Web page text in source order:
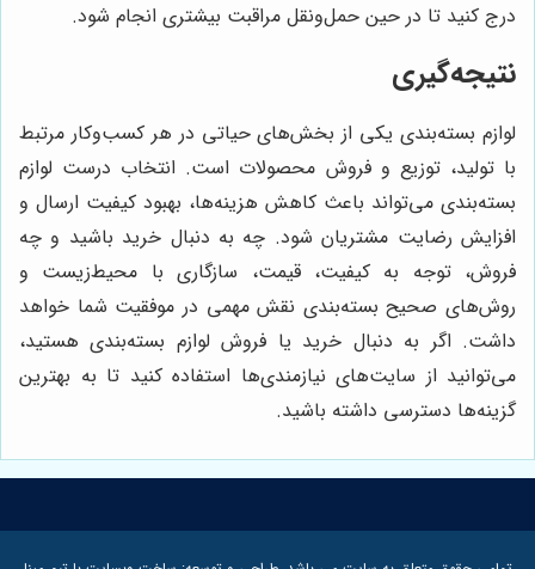
درج کنید تا در حین حمل‌ونقل مراقبت بیشتری انجام شود.
نتیجه‌گیری
لوازم بسته‌بندی یکی از بخش‌های حیاتی در هر کسب‌وکار مرتبط
با تولید، توزیع و فروش محصولات است. انتخاب درست لوازم
بسته‌بندی می‌تواند باعث کاهش هزینه‌ها، بهبود کیفیت ارسال و
افزایش رضایت مشتریان شود. چه به دنبال خرید باشید و چه
فروش، توجه به کیفیت، قیمت، سازگاری با محیط‌زیست و
روش‌های صحیح بسته‌بندی نقش مهمی در موفقیت شما خواهد
داشت. اگر به دنبال خرید یا فروش لوازم بسته‌بندی هستید،
می‌توانید از سایت‌های نیازمندی‌ها استفاده کنید تا به بهترین
گزینه‌ها دسترسی داشته باشید.